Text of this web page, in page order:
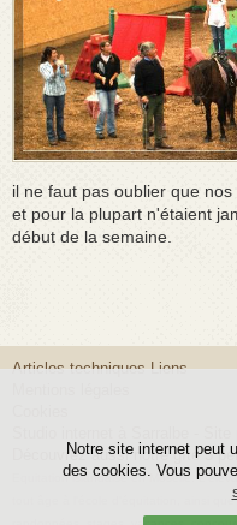
Notre site internet peut
des cookies. Vous
il ne faut pas oublier que
et pour la plupart n'étaient
début de la semaine.
Articles techniques Liens
Découvrez aussi notre gîte 5
Equitation islandaise en Moselle.
tout âge à l'école d'équitation, ainsi